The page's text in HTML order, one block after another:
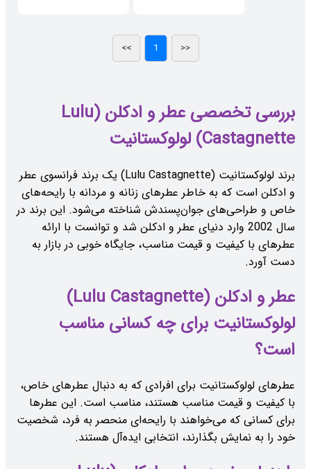
بررسی تخصصی عطر و ادکلن (Lulu
Castagnette) لولوکستانیت
برند لولوکستانیت (Lulu Castagnette) یک برند فرانسوی عطر
و ادکلن است که به خاطر عطرهای زنانه و مردانه با رایحه‌های
خاص و طراحی‌های جوان‌پسندش شناخته می‌شود. این برند در
سال 2002 وارد دنیای عطر و ادکلن شد و توانست با ارائه
عطرهای با کیفیت و قیمت مناسب، جایگاه خوبی در بازار به
دست آورد.
عطر و ادکلن (Lulu Castagnette)
لولوکستانیت برای چه کسانی مناسب
است؟
عطرهای لولوکستانیت برای افرادی که به دنبال عطرهای خاص،
با کیفیت و قیمت مناسب هستند، مناسب است. این عطرها
برای کسانی که می‌خواهند با رایحه‌ای منحصر به فرد، شخصیت
خود را به نمایش بگذارند، انتخابی ایده‌آل هستند.